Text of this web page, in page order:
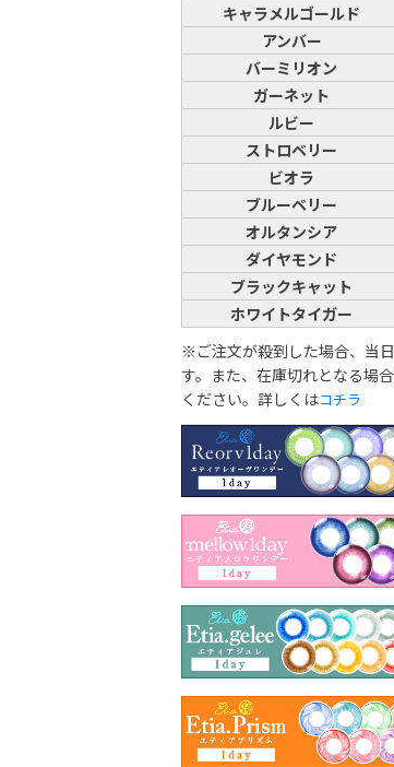
キャラメルゴールド
アンバー
バーミリオン
ガーネット
ルビー
ストロベリー
ビオラ
ブルーベリー
オルタンシア
ダイヤモンド
ブラックキャット
ホワイトタイガー
※ご注文が殺到した場合、当
す。また、在庫切れとなる場
ください。詳しくはコチラ